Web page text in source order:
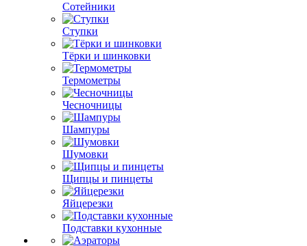
Сотейники
Ступки
Тёрки и шинковки
Термометры
Чесночницы
Шампуры
Шумовки
Щипцы и пинцеты
Яйцерезки
Подставки кухонные